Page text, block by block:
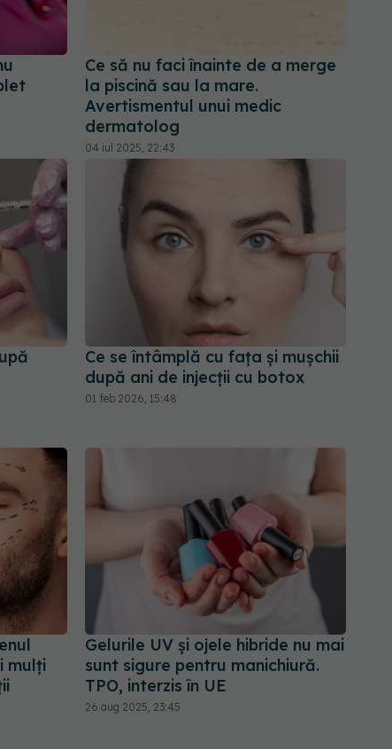
Ce să nu faci înainte de a merge
la piscină sau la mare.
Avertismentul unui medic
dermatolog
04 iul 2025, 22:43
Ce se întâmplă cu fața și mușchii
după ani de injecții cu botox
01 feb 2026, 15:48
mulți
Gelurile UV și ojele hibride nu mai
sunt sigure pentru manichiură.
TPO, interzis în UE
26 aug 2025, 23:45